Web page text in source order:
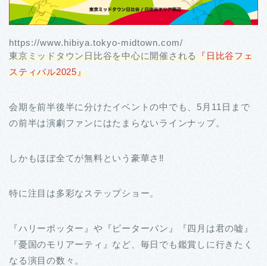
https://www.hibiya.tokyo-midtown.com/
東京ミッドタウン日比谷を中心に開催される『日比谷フェ
スティバル2025』
会期を前半後半に分けたイベントの中でも、5月11日まで
の前半は演劇ファンにはたまらないラインナップ。
しかもほぼ全てが無料という豪華さ‼
特に注目は多彩なステップショー。
『ハリーポッター』や『ピーターパン』『四月は君の嘘』
『憂国のモリアーティ』など、毎日でも鑑賞しに行きたく
なる演目の数々。